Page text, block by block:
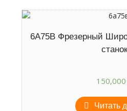
6А75В Фрезерный
Читать